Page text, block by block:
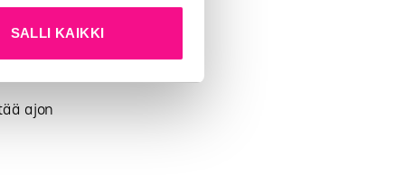
SALLI KAIKKI
puolet
ajon